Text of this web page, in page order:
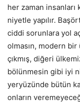
her zaman insanları
niyetle yapılır.
ciddi sorunlara yol
olmasın, modern
çıkmış, diğeri
bölünmesin gibi iyi
yeryüzünde bütün
onların